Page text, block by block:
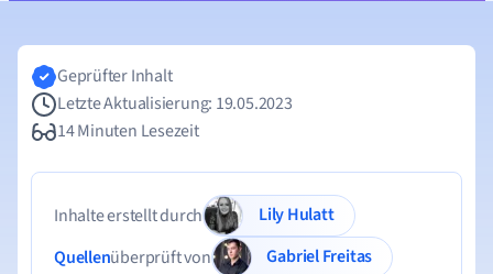
Geprüfter Inhalt
Letzte Aktualisierung: 19.05.2023
14 Minuten Lesezeit
Inhalte erstellt durch
Lily Hulatt
Quellenüberprüft von
Gabriel Freitas